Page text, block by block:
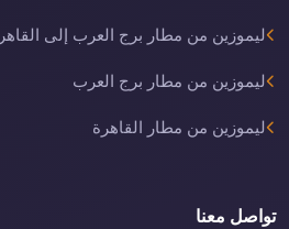
ليموزين من مطار برج العرب إلى القاهرة
ليموزين من مطار برج العرب
ليموزين من مطار القاهرة
تواصل معنا